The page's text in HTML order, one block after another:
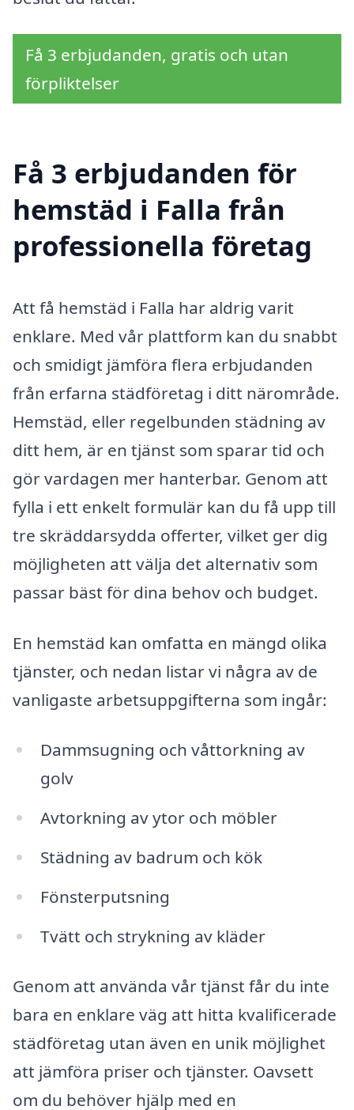
Få 3 erbjudanden, gratis och utan
förpliktelser
Få 3 erbjudanden för
hemstäd i Falla från
professionella företag
Att få hemstäd i Falla har aldrig varit
enklare. Med vår plattform kan du snabbt
och smidigt jämföra flera erbjudanden
från erfarna städföretag i ditt närområde.
Hemstäd, eller regelbunden städning av
ditt hem, är en tjänst som sparar tid och
gör vardagen mer hanterbar. Genom att
fylla i ett enkelt formulär kan du få upp till
tre skräddarsydda offerter, vilket ger dig
möjligheten att välja det alternativ som
passar bäst för dina behov och budget.
En hemstäd kan omfatta en mängd olika
tjänster, och nedan listar vi några av de
vanligaste arbetsuppgifterna som ingår:
Dammsugning och våttorkning av
golv
Avtorkning av ytor och möbler
Städning av badrum och kök
Fönsterputsning
Tvätt och strykning av kläder
Genom att använda vår tjänst får du inte
bara en enklare väg att hitta kvalificerade
städföretag utan även en unik möjlighet
att jämföra priser och tjänster. Oavsett
om du behöver hjälp med en